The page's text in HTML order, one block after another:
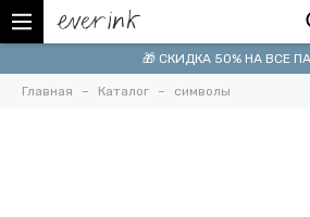
🎁 СКИДКА 50% НА ВСЕ
Главная Каталог символы